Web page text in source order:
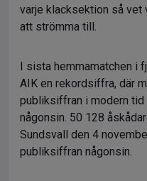
varje klacksektion så vet
att strömma till.
I sista hemmamatchen i
AIK en rekordsiffra, där
publiksiffran i modern
någonsin. 50 128
Sundsvall den 4
publiksiffran någonsin.